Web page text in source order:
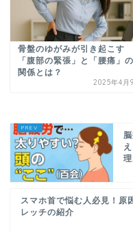
骨盤のゆがみが引き起こす
「腹部の緊張」と「腰痛」の
関係とは？
2025年4月
スマホ首で悩む人必見！原
レッチの紹介